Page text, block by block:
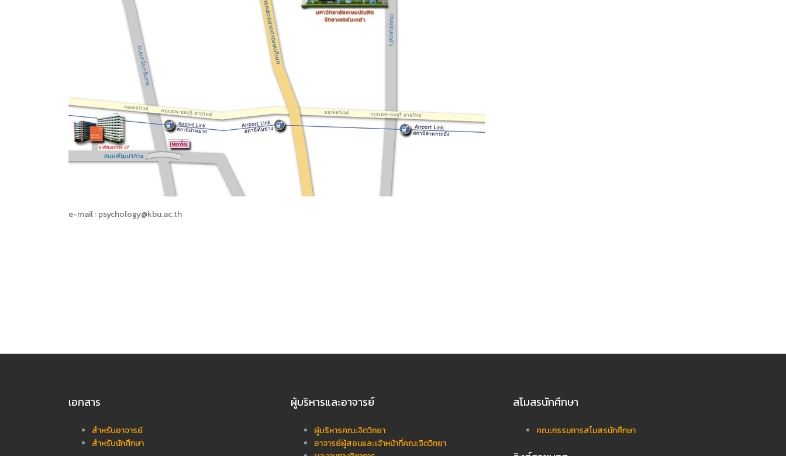
e-mail :psychology@kbu.ac.th
เอกสาร
สำหรับอาจารย์
สำหรับนักศึกษา
ผู้บริหารและอาจารย์
ผู้บริหารคณะจิตวิทยา
อาจารย์ผู้สอนและเจ้าหน้าที่คณะจิตวิทยา
สโมสรนักศึกษา
คณะกรรมการสโมสรนักศึกษา